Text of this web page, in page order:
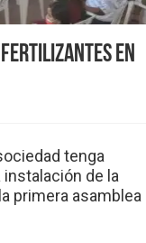
fertilizantes en
tenga
de la
primera asamblea